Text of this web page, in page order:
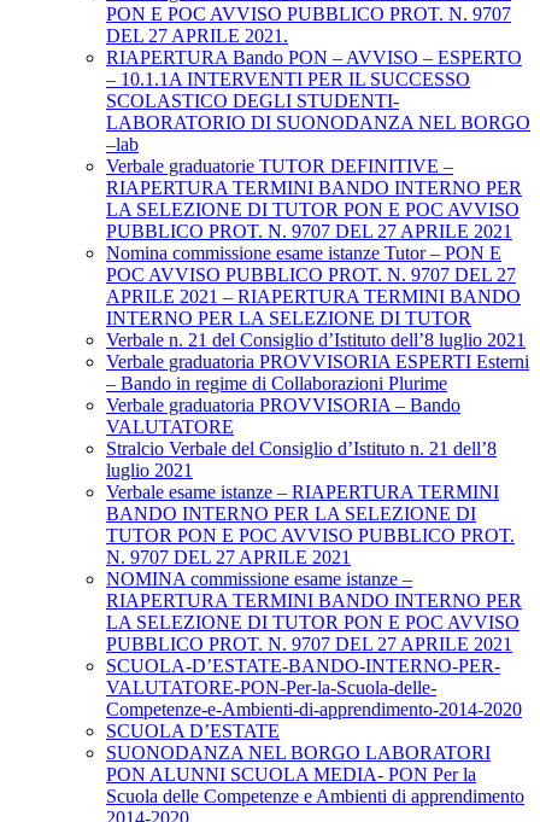
PON E POC AVVISO PUBBLICO PROT. N. 9707
DEL 27 APRILE 2021.
RIAPERTURA Bando PON – AVVISO – ESPERTO
– 10.1.1A INTERVENTI PER IL SUCCESSO
SCOLASTICO DEGLI STUDENTI-
LABORATORIO DI SUONODANZA NEL BORGO
–lab
Verbale graduatorie TUTOR DEFINITIVE –
RIAPERTURA TERMINI BANDO INTERNO PER
LA SELEZIONE DI TUTOR PON E POC AVVISO
PUBBLICO PROT. N. 9707 DEL 27 APRILE 2021
Nomina commissione esame istanze Tutor – PON E
POC AVVISO PUBBLICO PROT. N. 9707 DEL 27
APRILE 2021 – RIAPERTURA TERMINI BANDO
INTERNO PER LA SELEZIONE DI TUTOR
Verbale n. 21 del Consiglio d’Istituto dell’8 luglio 2021
Verbale graduatoria PROVVISORIA ESPERTI Esterni
– Bando in regime di Collaborazioni Plurime
Verbale graduatoria PROVVISORIA – Bando
VALUTATORE
Stralcio Verbale del Consiglio d’Istituto n. 21 dell’8
luglio 2021
Verbale esame istanze – RIAPERTURA TERMINI
BANDO INTERNO PER LA SELEZIONE DI
TUTOR PON E POC AVVISO PUBBLICO PROT.
N. 9707 DEL 27 APRILE 2021
NOMINA commissione esame istanze –
RIAPERTURA TERMINI BANDO INTERNO PER
LA SELEZIONE DI TUTOR PON E POC AVVISO
PUBBLICO PROT. N. 9707 DEL 27 APRILE 2021
SCUOLA-D’ESTATE-BANDO-INTERNO-PER-
VALUTATORE-PON-Per-la-Scuola-delle-
Competenze-e-Ambienti-di-apprendimento-2014-2020
SCUOLA D’ESTATE
SUONODANZA NEL BORGO LABORATORI
PON ALUNNI SCUOLA MEDIA- PON Per la
Scuola delle Competenze e Ambienti di apprendimento